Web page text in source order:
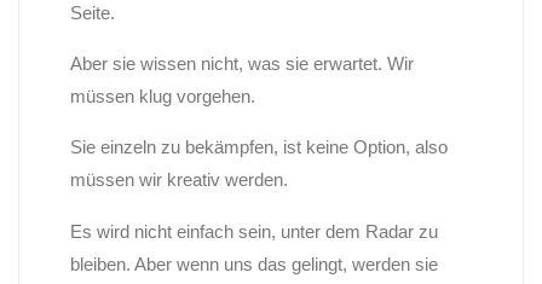
Seite.
Aber sie wissen nicht, was sie erwartet. Wir
müssen klug vorgehen.
Sie einzeln zu bekämpfen, ist keine Option, also
müssen wir kreativ werden.
Es wird nicht einfach sein, unter dem Radar zu
bleiben. Aber wenn uns das gelingt, werden sie